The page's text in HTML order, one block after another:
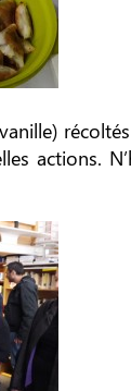
actions.